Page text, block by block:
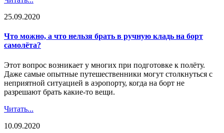
25.09.2020
Что можно, а что нельзя брать в ручную кладь на борт
самолёта?
Этот вопрос возникает у многих при подготовке к полёту.
Даже самые опытные путешественники могут столкнуться с
неприятной ситуацией в аэропорту, когда на борт не
разрешают брать какие-то вещи.
Читать...
10.09.2020